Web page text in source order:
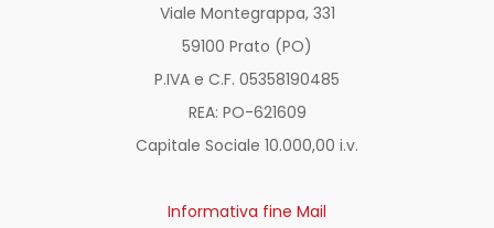
Viale Montegrappa, 331
59100 Prato (PO)
P.IVA e C.F. 05358190485
REA: PO-621609
Capitale Sociale 10.000,00 i.v.
Informativa fine Mail